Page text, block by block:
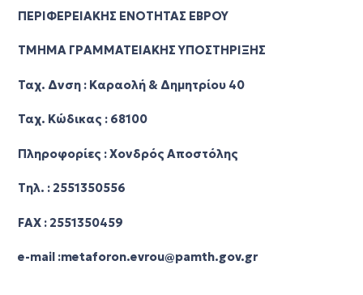
ΠΕΡΙΦΕΡΕΙΑΚΗΣ ΕΝΟΤΗΤΑΣ ΕΒΡΟΥ
ΤΜΗΜΑ ΓΡΑΜΜΑΤΕΙΑΚΗΣ ΥΠΟΣΤΗΡΙΞΗΣ
Ταχ. Δνση : Καραολή & Δημητρίου 40
Ταχ. Κώδικας : 68100
Πληροφορίες : Χονδρός Αποστόλης
Τηλ. : 2551350556
FAX : 2551350459
e-mail :metaforon.evrou@pamth.gov.gr